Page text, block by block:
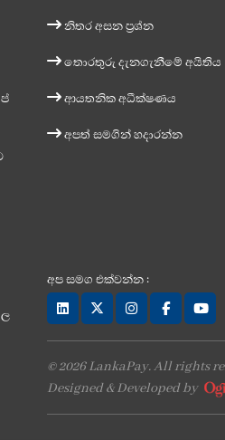
නිතර අසන ප්‍රශ්න
තොරතුරු දැනගැනීමේ අයිතිය
ආයතනික අධීක්ෂණය
අපත් සමගින් හදාරන්න
අප සමග එක්වන්න :
© 2026 LankaPay. All rights
Designed & Developed by